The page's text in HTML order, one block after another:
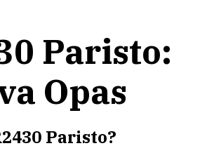
Paristo:
Opas
Paristo?